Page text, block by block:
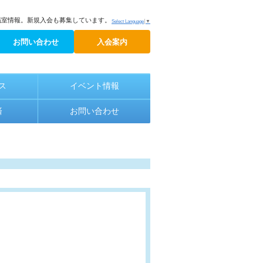
Select Language ▼
情報。新規入会も募集しています。
お問い合わせ 入会案内
イベント情報
お問い合わせ